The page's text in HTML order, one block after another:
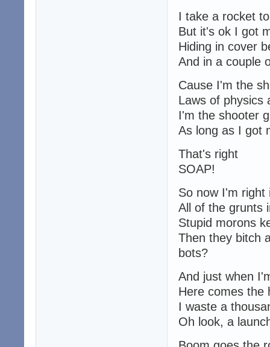
I take a rocket
But it's ok I got
Hiding in cover
And in a couple
Cause I'm the
Laws of physics
I'm the shooter
As long as I got
That's right
SOAP!
So now I'm right
All of the grunts
Stupid morons
Then they bitch
bots?
And just when
Here comes the
I waste a
Oh look, a